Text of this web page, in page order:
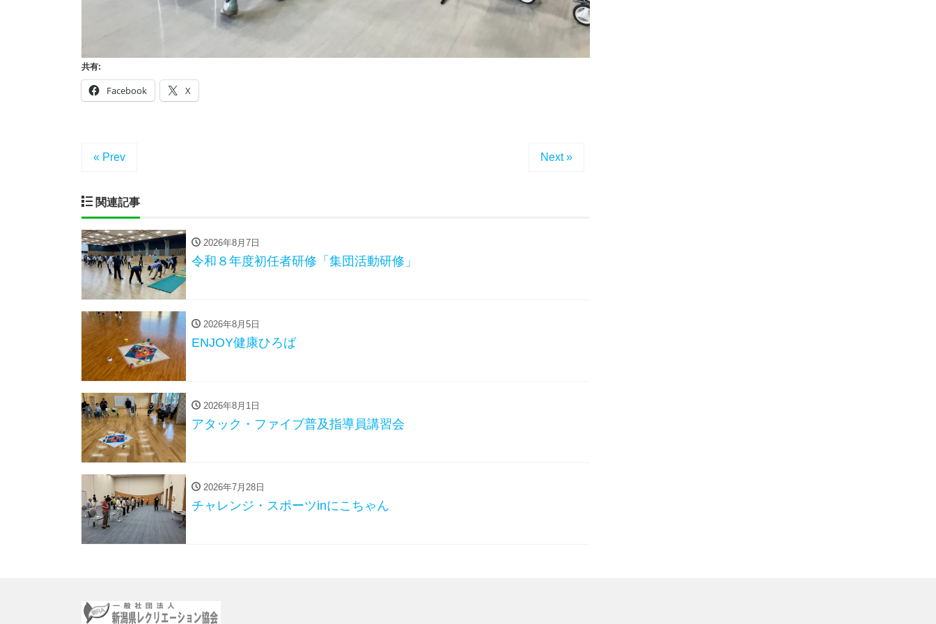
共有:
Facebook X
« Prev Next »
関連記事
2026年8月7日
令和８年度初任者研修「集団活動研修」
2026年8月5日
ENJOY健康ひろば
2026年8月1日
アタック・ファイブ普及指導員講習会
2026年7月28日
チャレンジ・スポーツinにこちゃん